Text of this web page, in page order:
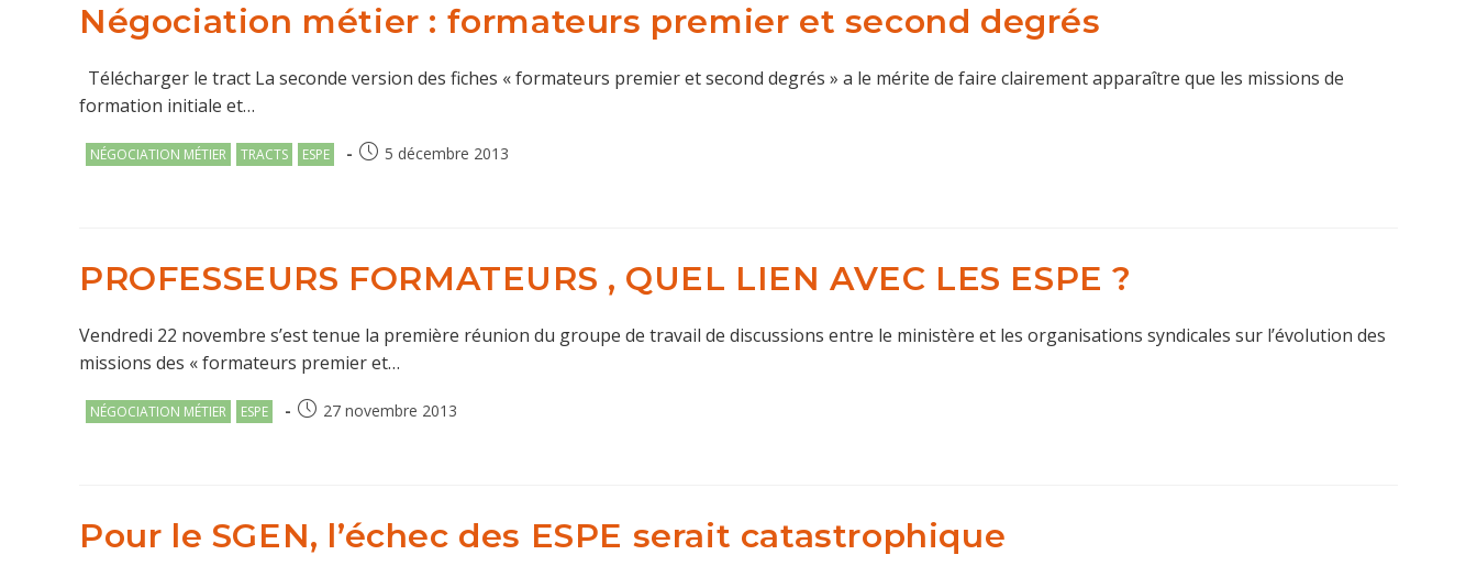
Négociation métier : formateurs premier et second degrés
Télécharger le tract La seconde version des fiches « formateurs premier et second degrés » a le mérite de faire clairement apparaître que les missions de
formation initiale et…
Post
NÉGOCIATION MÉTIER TRACTS ESPE
Publication
5 décembre 2013
PROFESSEURS FORMATEURS , QUEL LIEN AVEC LES ESPE ?
Vendredi 22 novembre s’est tenue la première réunion du groupe de travail de discussions entre le ministère et les organisations syndicales sur l’évolution des
missions des « formateurs premier et…
Post
NÉGOCIATION MÉTIER ESPE
Publication
27 novembre 2013
Pour le SGEN, l’échec des ESPE serait catastrophique